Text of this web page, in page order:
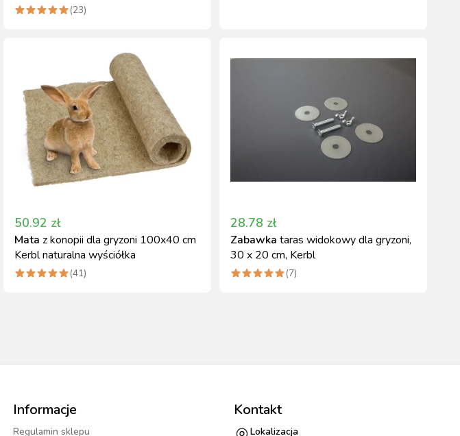
(23)
50.92 zł
Mata z konopii dla gryzoni 100x40 cm
Kerbl naturalna wyściółka
(41)
28.78 zł
Zabawka taras widokowy dla gryzoni,
30 x 20 cm, Kerbl
(7)
Informacje
Regulamin sklepu
Kontakt
Lokalizacja